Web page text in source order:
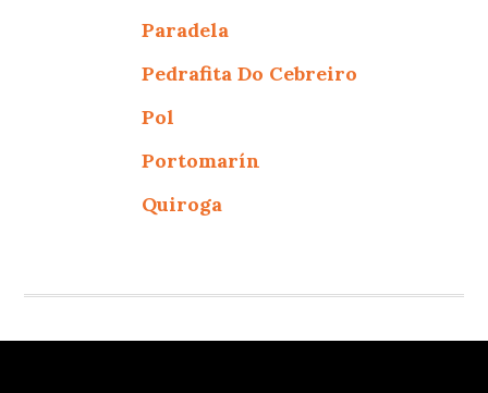
Paradela
Pedrafita Do Cebreiro
Pol
Portomarín
Quiroga